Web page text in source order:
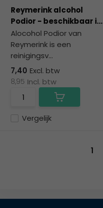
Reymerink alcohol
Podior - beschikbaar i...
Alocohol Podior van
Reymerink is een
reinigingsv...
Vergelijk
7,40 Excl. btw
8,95 Incl. btw
1